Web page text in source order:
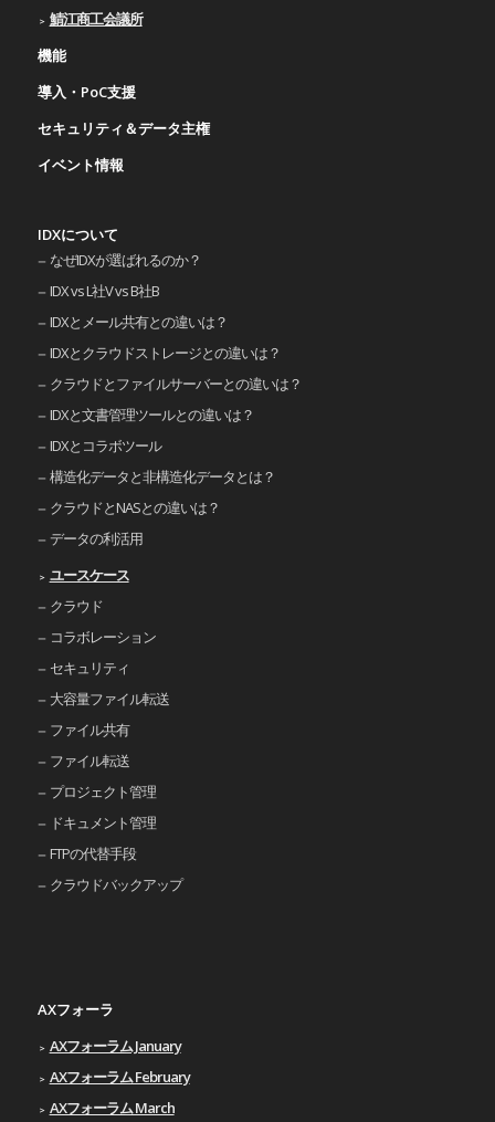
鯖江商工会議所
機能
導入・PoC支援
セキュリティ＆データ主権
イベント情報
IDXについて
なぜIDXが選ばれるのか？
IDX vs L社V vs B社B
IDXとメール共有との違いは？
IDXとクラウドストレージとの違いは？
クラウドとファイルサーバーとの違いは？
IDXと文書管理ツールとの違いは？
IDXとコラボツール
構造化データと非構造化データとは？
クラウドとNASとの違いは？
データの利活用
ユースケース
クラウド
コラボレーション
セキュリティ
大容量ファイル転送
ファイル共有
ファイル転送
プロジェクト管理
ドキュメント管理
FTPの代替手段
クラウドバックアップ
AXフォーラ
AXフォーラム January
AXフォーラム February
AXフォーラム March